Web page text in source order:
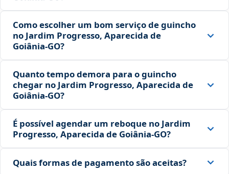
Como escolher um bom serviço de guincho
no Jardim Progresso, Aparecida de
Goiânia‑GO?
Quanto tempo demora para o guincho
chegar no Jardim Progresso, Aparecida de
Goiânia‑GO?
É possível agendar um reboque no Jardim
Progresso, Aparecida de Goiânia‑GO?
Quais formas de pagamento são aceitas?